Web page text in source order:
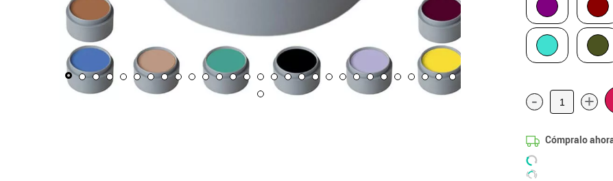
- +
Cómpralo